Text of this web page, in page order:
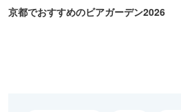
京都でおすすめのビアガーデン2026